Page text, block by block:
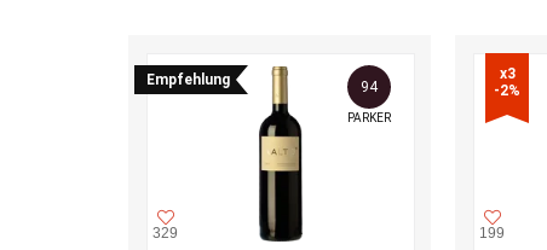
Empfehlung
329
94
PARKER
x3
-2%
199